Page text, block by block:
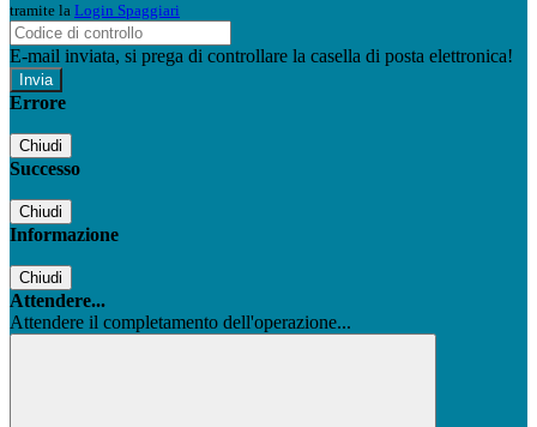
tramite la Login Spaggiari
E-mail inviata, si prega di controllare la casella di posta elettronica!
Errore
Chiudi
Successo
Chiudi
Informazione
Chiudi
Attendere...
Attendere il completamento dell'operazione...